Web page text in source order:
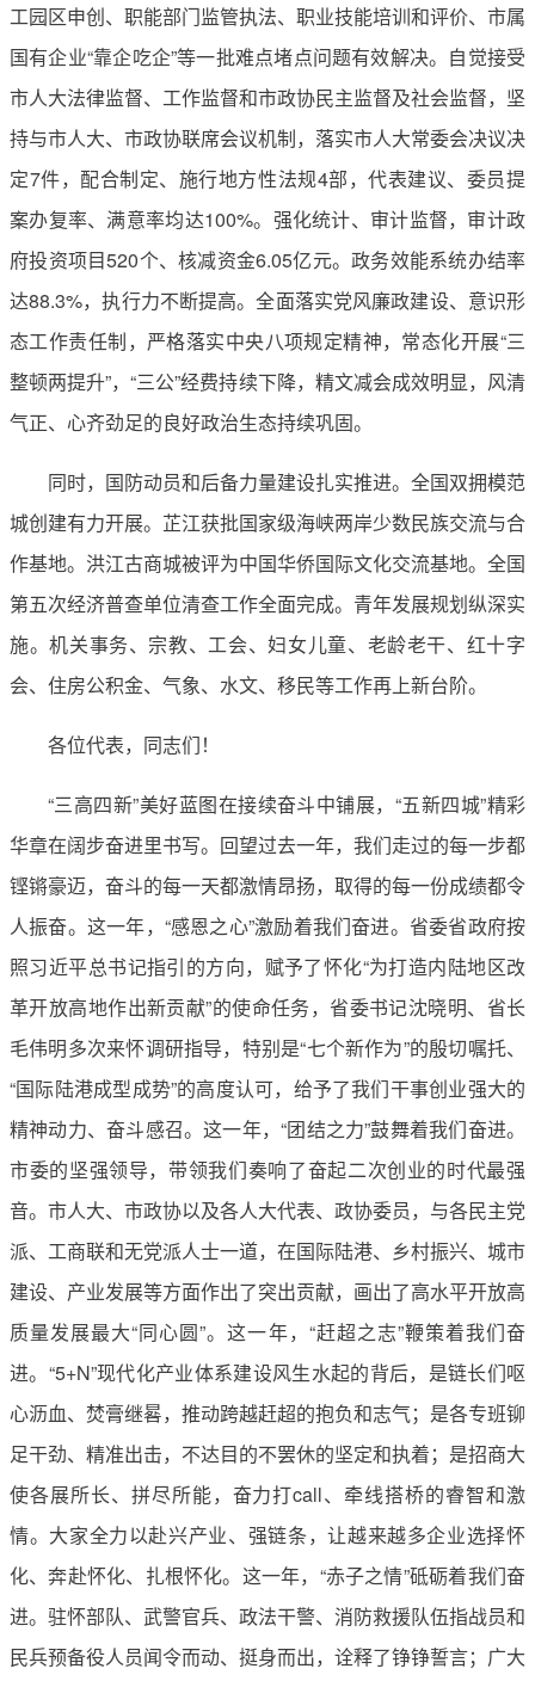
工园区申创、职能部门监管执法、职业技能培训和评价、市属
国有企业“靠企吃企”等一批难点堵点问题有效解决。自觉接受
市人大法律监督、工作监督和市政协民主监督及社会监督，坚
持与市人大、市政协联席会议机制，落实市人大常委会决议决
定7件，配合制定、施行地方性法规4部，代表建议、委员提
案办复率、满意率均达100%。强化统计、审计监督，审计政
府投资项目520个、核减资金6.05亿元。政务效能系统办结率
达88.3%，执行力不断提高。全面落实党风廉政建设、意识形
态工作责任制，严格落实中央八项规定精神，常态化开展“三
整顿两提升”，“三公”经费持续下降，精文减会成效明显，风清
气正、心齐劲足的良好政治生态持续巩固。
同时，国防动员和后备力量建设扎实推进。全国双拥模范
城创建有力开展。芷江获批国家级海峡两岸少数民族交流与合
作基地。洪江古商城被评为中国华侨国际文化交流基地。全国
第五次经济普查单位清查工作全面完成。青年发展规划纵深实
施。机关事务、宗教、工会、妇女儿童、老龄老干、红十字
会、住房公积金、气象、水文、移民等工作再上新台阶。
各位代表，同志们！
“三高四新”美好蓝图在接续奋斗中铺展，“五新四城”精彩
华章在阔步奋进里书写。回望过去一年，我们走过的每一步都
铿锵豪迈，奋斗的每一天都激情昂扬，取得的每一份成绩都令
人振奋。这一年，“感恩之心”激励着我们奋进。省委省政府按
照习近平总书记指引的方向，赋予了怀化“为打造内陆地区改
革开放高地作出新贡献”的使命任务，省委书记沈晓明、省长
毛伟明多次来怀调研指导，特别是“七个新作为”的殷切嘱托、
“国际陆港成型成势”的高度认可，给予了我们干事创业强大的
精神动力、奋斗感召。这一年，“团结之力”鼓舞着我们奋进。
市委的坚强领导，带领我们奏响了奋起二次创业的时代最强
音。市人大、市政协以及各人大代表、政协委员，与各民主党
派、工商联和无党派人士一道，在国际陆港、乡村振兴、城市
建设、产业发展等方面作出了突出贡献，画出了高水平开放高
质量发展最大“同心圆”。这一年，“赶超之志”鞭策着我们奋
进。“5+N”现代化产业体系建设风生水起的背后，是链长们呕
心沥血、焚膏继晷，推动跨越赶超的抱负和志气；是各专班铆
足干劲、精准出击，不达目的不罢休的坚定和执着；是招商大
使各展所长、拼尽所能，奋力打call、牵线搭桥的睿智和激
情。大家全力以赴兴产业、强链条，让越来越多企业选择怀
化、奔赴怀化、扎根怀化。这一年，“赤子之情”砥砺着我们奋
进。驻怀部队、武警官兵、政法干警、消防救援队伍指战员和
民兵预备役人员闻令而动、挺身而出，诠释了铮铮誓言；广大